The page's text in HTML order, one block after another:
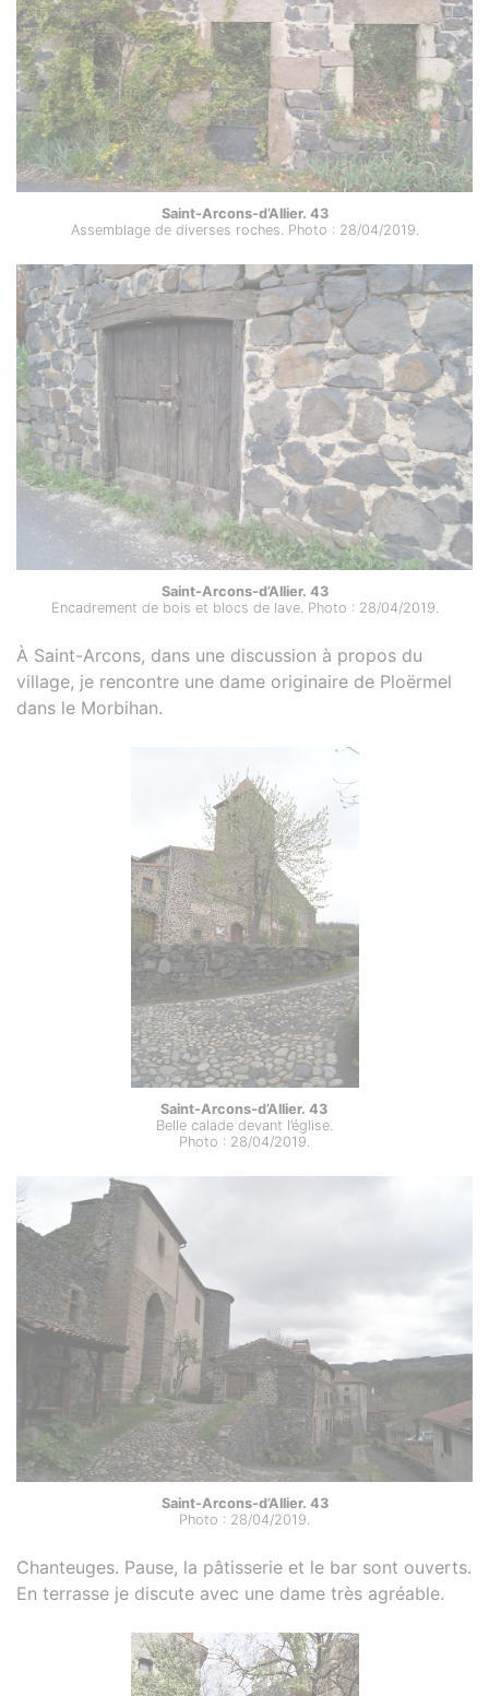
Saint-Arcons-d’Allier. 43
Assemblage de diverses roches. Photo : 28/04/2019.
Saint-Arcons-d’Allier. 43
Encadrement de bois et blocs de lave. Photo : 28/04/2019.
À Saint-Arcons, dans une discussion à propos du
village, je rencontre une dame originaire de Ploërmel
dans le Morbihan.
Saint-Arcons-d’Allier. 43
Belle calade devant l’église.
Photo : 28/04/2019.
Saint-Arcons-d’Allier. 43
Photo : 28/04/2019.
Chanteuges. Pause, la pâtisserie et le bar sont ouverts.
En terrasse je discute avec une dame très agréable.